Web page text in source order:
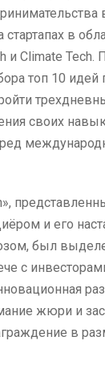
в
и Climate Tech.
топ 10 идей
своих
и его
был
с
жюри и
в